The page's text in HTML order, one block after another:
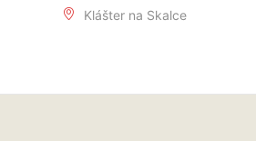
Klášter na Skalce